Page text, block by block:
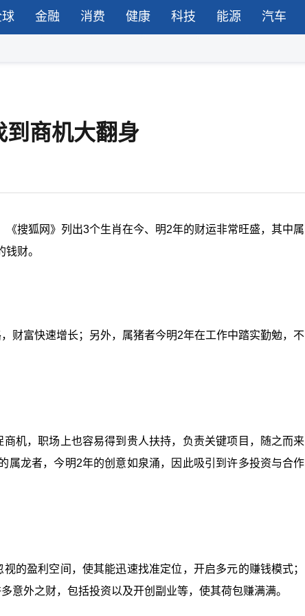
金融 消费 健康 科技 能源 汽车
商机大翻身
搜狐网》列出3个生肖在今、明2年的财运非常旺盛，其中属
财。
财富快速增长；另外，属猪者今明2年在工作中踏实勤勉，不
机，职场上也容易得到贵人扶持，负责关键项目，随之而来
属龙者，今明2年的创意如泉涌，因此吸引到许多投资与合作
的盈利空间，使其能迅速找准定位，开启多元的赚钱模式；
意外之财，包括投资以及开创副业等，使其荷包赚满满。